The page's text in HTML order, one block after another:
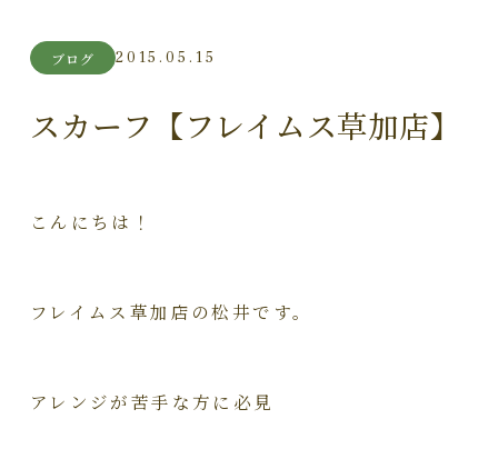
ブログ 2015.05.15
スカーフ【フレイムス草加店】
こんにちは！
フレイムス草加店の松井です。
アレンジが苦手な方に必見